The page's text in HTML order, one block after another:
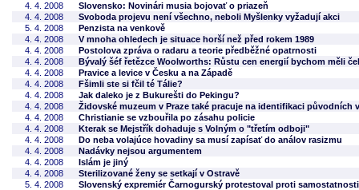
4. 4. 2008
Slovensko: Novinári musia bojovať o priazeň
4. 4. 2008
Svoboda projevu není všechno, neboli Myšlenky vyžadují akci
5. 4. 2008
Penzista na venkově
4. 4. 2008
V mnoha ohledech je situace horší než před rokem 1989
4. 4. 2008
Postolova zpráva o radaru a teorie předběžné opatrnosti
4. 4. 2008
Bývalý šéf řetězce Woolworths: Růstu cen energií bychom měli
4. 4. 2008
Pravice a levice v Česku a na Západě
4. 4. 2008
Fšimli ste si fčil té Tálie?
4. 4. 2008
Jak daleko je z Bukurešti do Pekingu?
4. 4. 2008
Židovské muzeum v Praze také pracuje na identifikaci původních
4. 4. 2008
Christianie se vzbouřila po zásahu policie
4. 4. 2008
Kterak se Mejstřík dohaduje s Volným o "třetím odboji"
4. 4. 2008
Do neba volajúce hovadiny sa musí zapísať do análov rasizmu
4. 4. 2008
Nadávky nejsou argumentem
4. 4. 2008
Islám je jiný
4. 4. 2008
Sterilizované ženy se setkají v Ostravě
5. 4. 2008
Slovenský expremiér Čarnogurský protestoval proti